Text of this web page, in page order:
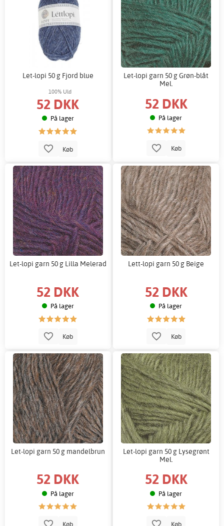
Let-lopi 50 g Fjord blue
100% Uld
52 DKK
På lager
Køb
Let-lopi garn 50 g Grøn-blåt
Mel.
52 DKK
På lager
Køb
Let-lopi garn 50 g Lilla Melerad
52 DKK
På lager
Køb
Lett-lopi garn 50 g Beige
52 DKK
På lager
Køb
Let-lopi garn 50 g mandelbrun
52 DKK
På lager
Køb
Let-lopi garn 50 g Lysegrønt
Mel.
52 DKK
På lager
Køb